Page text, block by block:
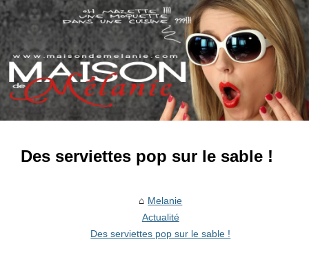
Des serviettes pop sur le sable !
Melanie
Actualité
Des serviettes pop sur le sable !